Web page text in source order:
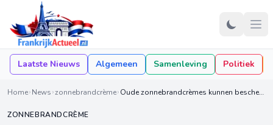
Laatste Nieuws Algemeen Samenleving Politiek
Home News zonnebrandcrème Oude zonnebrandcrèmes kunnen bescherming verliezen: wanneer is vervangen nodig?
ZONNEBRANDCRÈME